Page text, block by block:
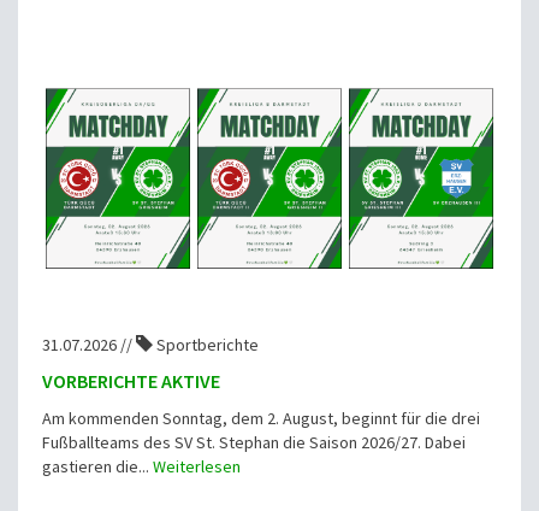
31.07.2026 // Sportberichte
VORBERICHTE AKTIVE
Am kommenden Sonntag, dem 2. August, beginnt für die drei
Fußballteams des SV St. Stephan die Saison 2026/27. Dabei
gastieren die... Weiterlesen